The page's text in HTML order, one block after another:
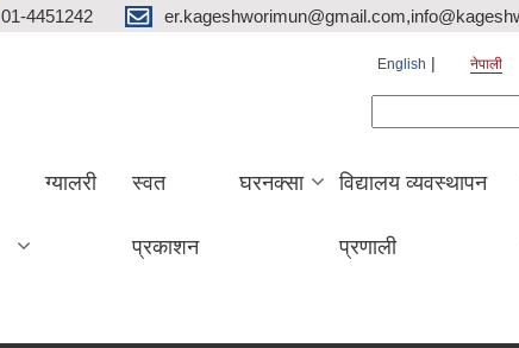
01-4451242
English नेपाली
ग्यालरी स्वत
प्रकाशन
घरनक्सा विद्यालय व्यवस्थापन
प्रणाली